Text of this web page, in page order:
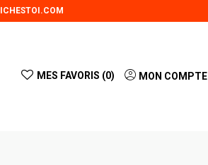
MES FAVORIS (0) MON COMPTE